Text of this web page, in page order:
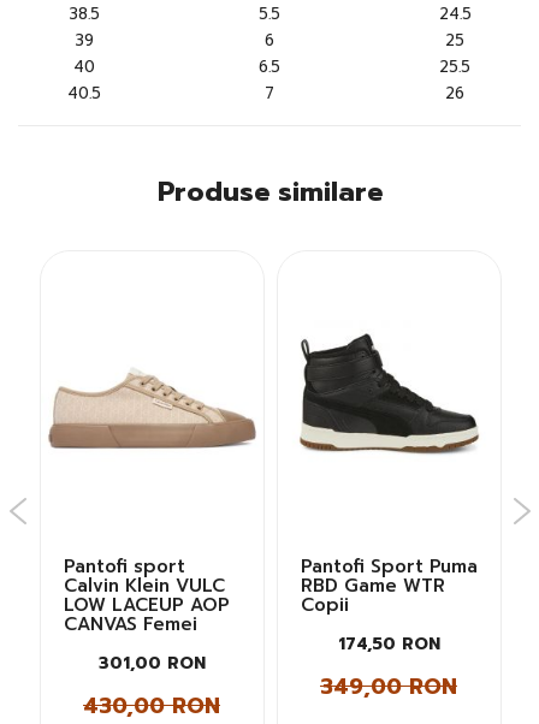
38.5
5.5
24.5
39
6
25
40
6.5
25.5
40.5
7 26
Produse similare
Pantofi sport
Calvin Klein VULC
LOW LACEUP AOP
CANVAS Femei
301,00 RON
430,00 RON
Pantofi Sport Puma
RBD Game WTR
Copii
174,50 RON
349,00 RON